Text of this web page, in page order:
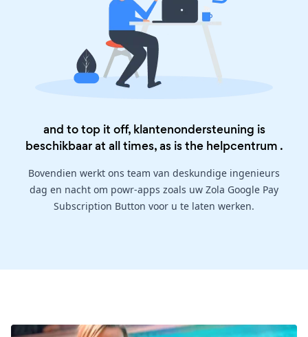
and to top it off, klantenondersteuning is
beschikbaar at all times, as is the helpcentrum .
Bovendien werkt ons team van deskundige ingenieurs
dag en nacht om powr-apps zoals uw Zola Google Pay
Subscription Button voor u te laten werken.